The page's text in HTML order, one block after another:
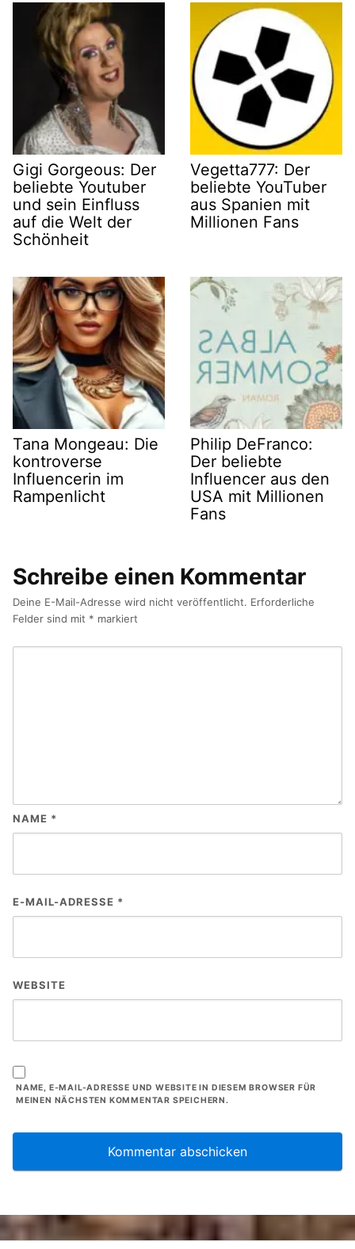
Gigi Gorgeous: Der
beliebte Youtuber
und sein Einfluss
auf die Welt der
Schönheit
Vegetta777: Der
beliebte YouTuber
aus Spanien mit
Millionen Fans
Tana Mongeau: Die
kontroverse
Influencerin im
Rampenlicht
Philip DeFranco:
Der beliebte
Influencer aus den
USA mit Millionen
Fans
Schreibe einen Kommentar
Deine E-Mail-Adresse wird nicht veröffentlicht. Erforderliche
Felder sind mit * markiert
NAME *
E-MAIL-ADRESSE *
WEBSITE
NAME, E-MAIL-ADRESSE UND WEBSITE IN DIESEM BROWSER FÜR
MEINEN NÄCHSTEN KOMMENTAR SPEICHERN.